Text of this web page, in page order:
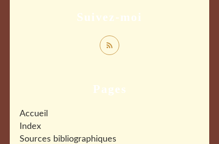
Pages
Accueil
Index
Sources bibliographiques
Suivez-moi